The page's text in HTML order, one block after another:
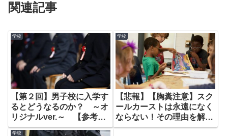
関連記事
学校
【第２回】男子校に入学す
るとどうなるのか？ ～オ
リジナルver.～ 【参考動
画：テイコウペンギン】
学校
【悲報】【胸糞注意】スク
ールカーストは永遠になく
ならない！その理由を解説
します。
学校